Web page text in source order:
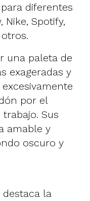
diferentes
Nike, Spotify,
una paleta de
exageradas y
por el
Sus
amable y
oscuro y
la